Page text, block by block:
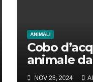
ANIMALI
Cobo
animale
girare la
NOV 28, 2024